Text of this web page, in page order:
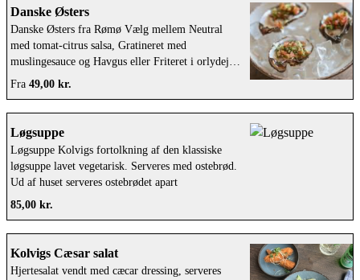
Danske Østers
Danske Østers fra Rømø Vælg mellem Neutral
med tomat-citrus salsa, Gratineret med
muslingesauce og Havgus eller Friteret i orlydej
med tatarsauce
Fra 49,00 kr.
Løgsuppe
Løgsuppe Kolvigs fortolkning af den klassiske
løgsuppe lavet vegetarisk. Serveres med ostebrød.
Ud af huset serveres ostebrødet apart
85,00 kr.
Kolvigs Cæsar salat
Hjertesalat vendt med cæcar dressing, serveres